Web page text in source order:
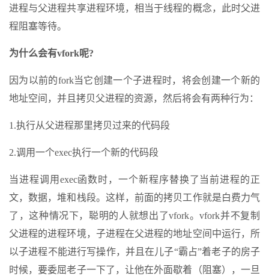
进程与父进程共享进程环境，相当于线程的概念，此时父进
程阻塞等待。
为什么会有vfork呢?
因为以前的fork当它创建一个子进程时，将会创建一个新的
地址空间，并且拷贝父进程的资源，然后将会有两种行为：
1.执行从父进程那里拷贝过来的代码段
2.调用一个exec执行一个新的代码段
当进程调用exec函数时，一个新程序替换了当前进程的正
文，数据，堆和栈段。这样，前面的拷贝工作就是白费力气
了，这种情况下，聪明的人就想出了vfork。vfork并不复制
父进程的进程环境，子进程在父进程的地址空间中运行，所
以子进程不能进行写操作，并且在儿子“霸占”着老子的房子
时候，要委屈老子一下了，让他在外面歇着（阻塞），一旦